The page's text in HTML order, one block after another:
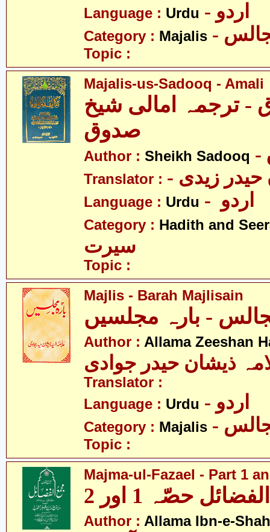
Language : Urdu - اردو
Category : Majalis
Topic :
Majalis-us-Sadooq - Amali
ترجمہ امالی شیخ
صدوق
Author : Sheikh Sadooq
Translator :
Language : Urdu
Category : Hadith and
سیرت
Topic :
Majlis - Barah Majlisain
- بارہ مجلسیں
Author : Allama Zeeshan
ذیشان حیدر جوادی
Translator :
Language : Urdu - اردو
Category : Majalis
Topic :
Majma-ul-Fazael - Part 1
حصّہ 1 اور 2
Author : Allama Ibn-e-